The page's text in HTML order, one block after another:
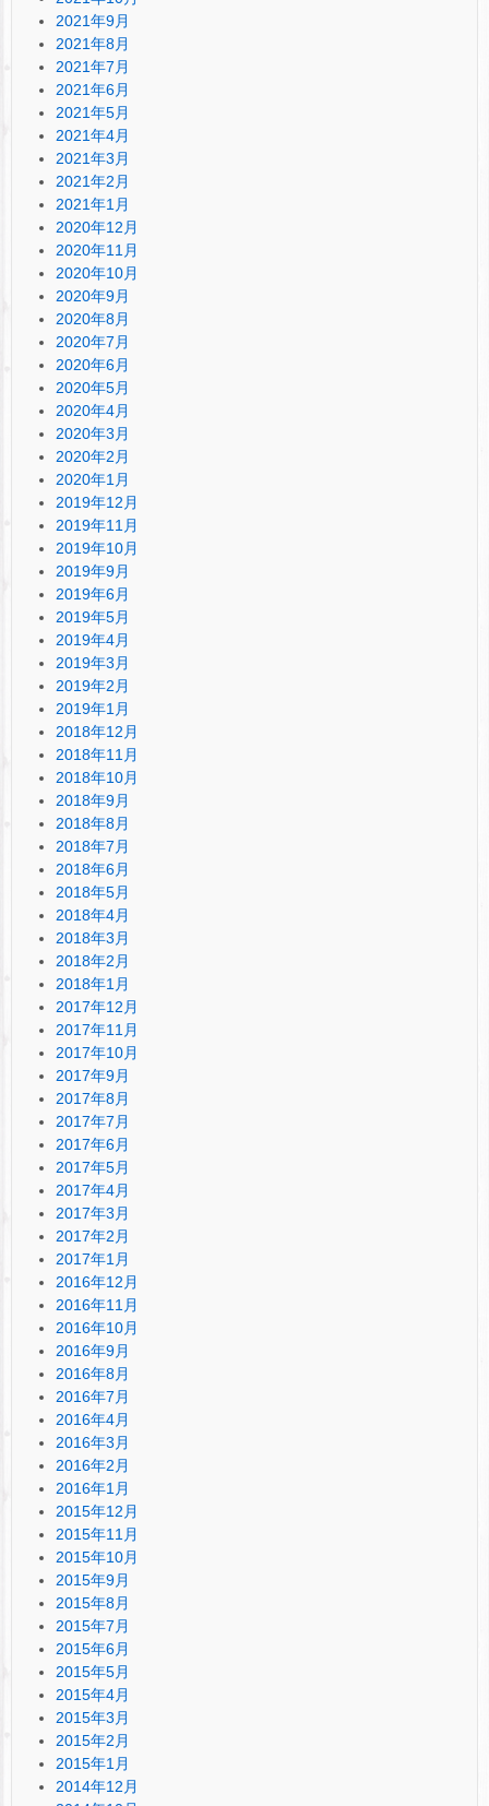
2021年9月
2021年8月
2021年7月
2021年6月
2021年5月
2021年4月
2021年3月
2021年2月
2021年1月
2020年12月
2020年11月
2020年10月
2020年9月
2020年8月
2020年7月
2020年6月
2020年5月
2020年4月
2020年3月
2020年2月
2020年1月
2019年12月
2019年11月
2019年10月
2019年9月
2019年6月
2019年5月
2019年4月
2019年3月
2019年2月
2019年1月
2018年12月
2018年11月
2018年10月
2018年9月
2018年8月
2018年7月
2018年6月
2018年5月
2018年4月
2018年3月
2018年2月
2018年1月
2017年12月
2017年11月
2017年10月
2017年9月
2017年8月
2017年7月
2017年6月
2017年5月
2017年4月
2017年3月
2017年2月
2017年1月
2016年12月
2016年11月
2016年10月
2016年9月
2016年8月
2016年7月
2016年4月
2016年3月
2016年2月
2016年1月
2015年12月
2015年11月
2015年10月
2015年9月
2015年8月
2015年7月
2015年6月
2015年5月
2015年4月
2015年3月
2015年2月
2015年1月
2014年12月